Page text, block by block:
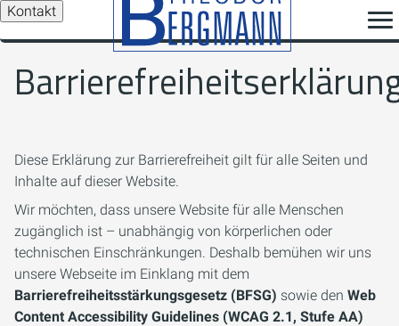
Kontakt
Diese Erklärung zur Barrierefreiheit gilt für alle Seiten und
Inhalte auf dieser Website.
Wir möchten, dass unsere Website für alle Menschen
zugänglich ist – unabhängig von körperlichen oder
technischen Einschränkungen. Deshalb bemühen wir uns
unsere Webseite im Einklang mit dem
Barrierefreiheitsstärkungsgesetz (BFSG) sowie den Web
Content Accessibility Guidelines (WCAG 2.1, Stufe AA)